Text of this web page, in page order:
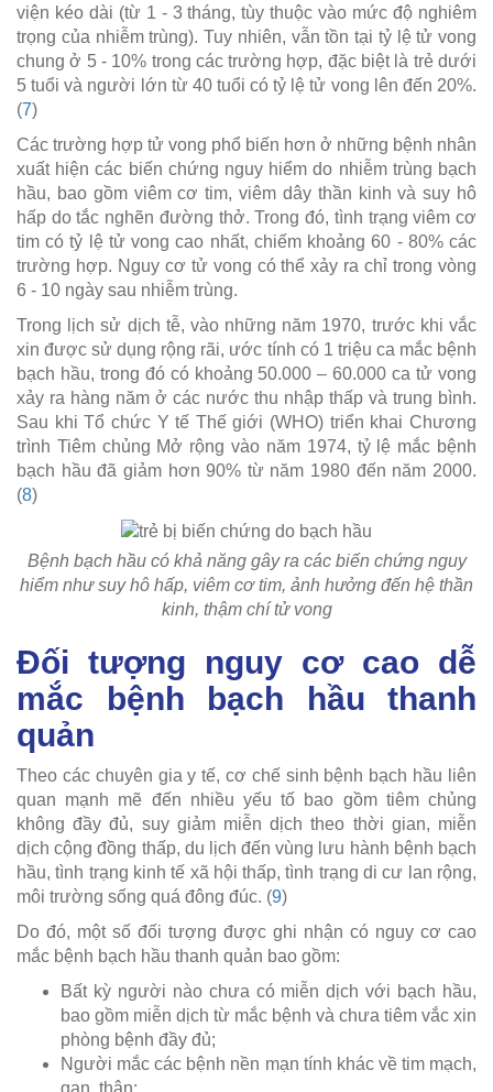
viện kéo dài (từ 1 - 3 tháng, tùy thuộc vào mức độ nghiêm
trọng của nhiễm trùng). Tuy nhiên, vẫn tồn tại tỷ lệ tử vong
chung ở 5 - 10% trong các trường hợp, đặc biệt là trẻ dưới
5 tuổi và người lớn từ 40 tuổi có tỷ lệ tử vong lên đến 20%.
(7)
Các trường hợp tử vong phổ biến hơn ở những bệnh nhân
xuất hiện các biến chứng nguy hiểm do nhiễm trùng bạch
hầu, bao gồm viêm cơ tim, viêm dây thần kinh và suy hô
hấp do tắc nghẽn đường thở. Trong đó, tình trạng viêm cơ
tim có tỷ lệ tử vong cao nhất, chiếm khoảng 60 - 80% các
trường hợp. Nguy cơ tử vong có thể xảy ra chỉ trong vòng
6 - 10 ngày sau nhiễm trùng.
Trong lịch sử dịch tễ, vào những năm 1970, trước khi vắc
xin được sử dụng rộng rãi, ước tính có 1 triệu ca mắc bệnh
bạch hầu, trong đó có khoảng 50.000 – 60.000 ca tử vong
xảy ra hàng năm ở các nước thu nhập thấp và trung bình.
Sau khi Tổ chức Y tế Thế giới (WHO) triển khai Chương
trình Tiêm chủng Mở rộng vào năm 1974, tỷ lệ mắc bệnh
bạch hầu đã giảm hơn 90% từ năm 1980 đến năm 2000.
(8)
Bệnh bạch hầu có khả năng gây ra các biến chứng nguy
hiểm như suy hô hấp, viêm cơ tim, ảnh hưởng đến hệ thần
kinh, thậm chí tử vong
Đối tượng nguy cơ cao dễ
mắc bệnh bạch hầu thanh
quản
Theo các chuyên gia y tế, cơ chế sinh bệnh bạch hầu liên
quan mạnh mẽ đến nhiều yếu tố bao gồm tiêm chủng
không đầy đủ, suy giảm miễn dịch theo thời gian, miễn
dịch cộng đồng thấp, du lịch đến vùng lưu hành bệnh bạch
hầu, tình trạng kinh tế xã hội thấp, tình trạng di cư lan rộng,
môi trường sống quá đông đúc. (9)
Do đó, một số đối tượng được ghi nhận có nguy cơ cao
mắc bệnh bạch hầu thanh quản bao gồm:
Bất kỳ người nào chưa có miễn dịch với bạch hầu,
bao gồm miễn dịch từ mắc bệnh và chưa tiêm vắc xin
phòng bệnh đầy đủ;
Người mắc các bệnh nền mạn tính khác về tim mạch,
gan, thận;